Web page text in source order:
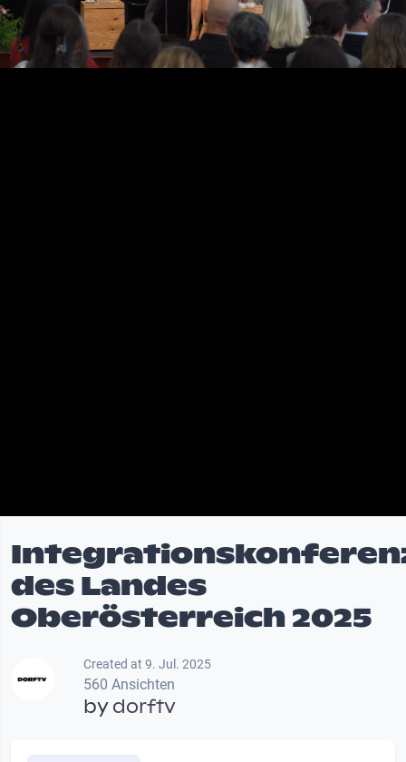
Video
des Landes
Oberösterreich 2025
Created at 9. Jul. 2025
560 Ansichten
bydorftv